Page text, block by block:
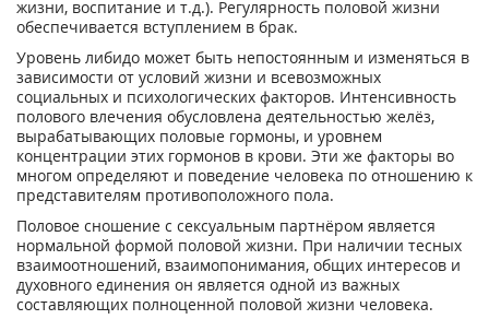
жизни, воспитание и т.д.). Регулярность половой жизни
обеспечивается вступлением в брак.
Уровень либидо может быть непостоянным и изменяться в
зависимости от условий жизни и всевозможных
социальных и психологических факторов. Интенсивность
полового влечения обусловлена деятельностью желёз,
вырабатывающих половые гормоны, и уровнем
концентрации этих гормонов в крови. Эти же факторы во
многом определяют и поведение человека по отношению к
представителям противоположного пола.
Половое сношение с сексуальным партнёром является
нормальной формой половой жизни. При наличии тесных
взаимоотношений, взаимопонимания, общих интересов и
духовного единения он является одной из важных
составляющих полноценной половой жизни человека.